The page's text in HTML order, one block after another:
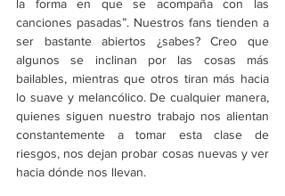
la forma en que se acompaña con las
canciones pasadas”. Nuestros fans tienden a
ser bastante abiertos ¿sabes? Creo que
algunos se inclinan por las cosas más
bailables, mientras que otros tiran más hacia
lo suave y melancólico. De cualquier manera,
quienes siguen nuestro trabajo nos alientan
constantemente a tomar esta clase de
riesgos, nos dejan probar cosas nuevas y ver
hacia dónde nos llevan.